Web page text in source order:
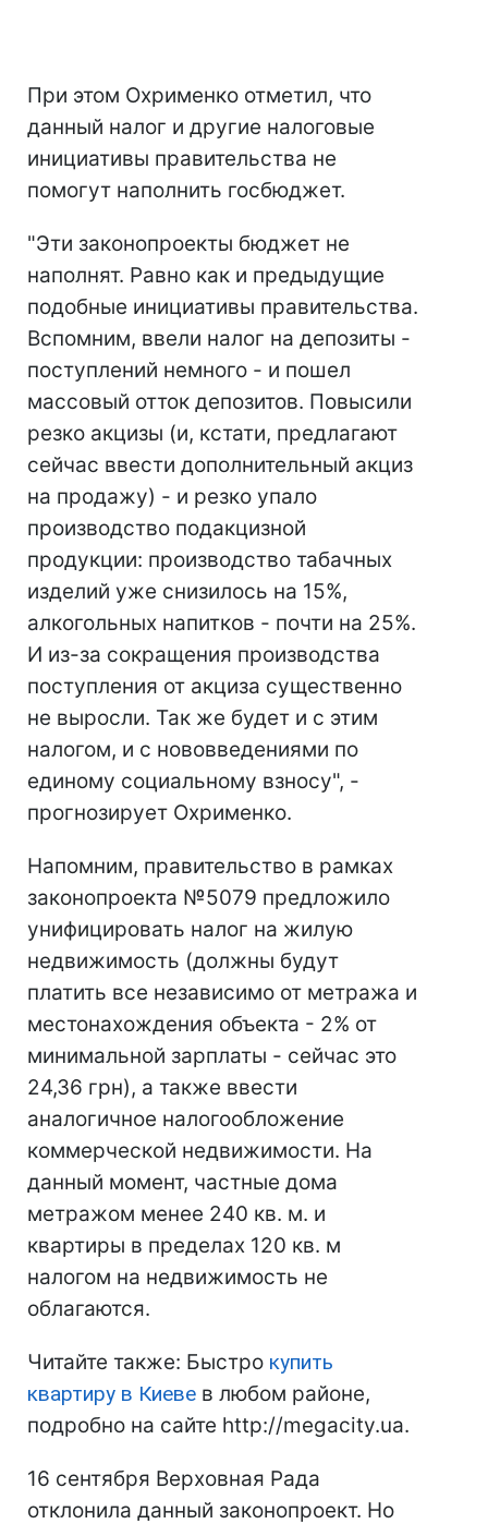
При этом Охрименко отметил, что
данный налог и другие налоговые
инициативы правительства не
помогут наполнить госбюджет.
"Эти законопроекты бюджет не
наполнят. Равно как и предыдущие
подобные инициативы правительства.
Вспомним, ввели налог на депозиты -
поступлений немного - и пошел
массовый отток депозитов. Повысили
резко акцизы (и, кстати, предлагают
сейчас ввести дополнительный акциз
на продажу) - и резко упало
производство подакцизной
продукции: производство табачных
изделий уже снизилось на 15%,
алкогольных напитков - почти на 25%.
И из-за сокращения производства
поступления от акциза существенно
не выросли. Так же будет и с этим
налогом, и с нововведениями по
единому социальному взносу", -
прогнозирует Охрименко.
Напомним, правительство в рамках
законопроекта №5079 предложило
унифицировать налог на жилую
недвижимость (должны будут
платить все независимо от метража и
местонахождения объекта - 2% от
минимальной зарплаты - сейчас это
24,36 грн), а также ввести
аналогичное налогообложение
коммерческой недвижимости. На
данный момент, частные дома
метражом менее 240 кв. м. и
квартиры в пределах 120 кв. м
налогом на недвижимость не
облагаются.
Читайте также: Быстро купить
квартиру в Киеве в любом районе,
подробно на сайте http://megacity.ua.
16 сентября Верховная Рада
отклонила данный законопроект. Но